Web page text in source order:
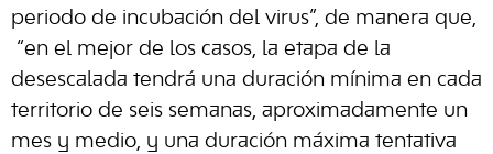
periodo de incubación del virus”, de manera que,
“en el mejor de los casos, la etapa de la
desescalada tendrá una duración mínima en cada
territorio de seis semanas, aproximadamente un
mes y medio, y una duración máxima tentativa